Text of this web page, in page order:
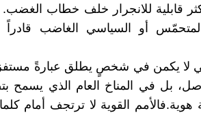
أكثر قابلية للانجرار خلف خطاب
أو السياسي الغاضب
لا يكمن في شخصٍ يطلق عبارةً
بل في المناخ العام الذي يسمح
القوية لا ترتجف أمام